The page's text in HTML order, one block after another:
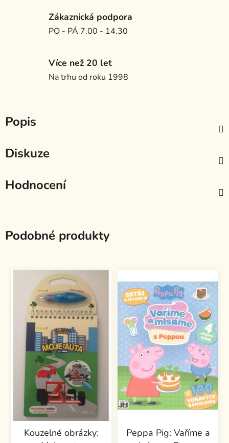
Zákaznická podpora
PO - PÁ 7.00 - 14.30
Více než 20 let
Na trhu od roku 1998
Popis
Diskuze
Hodnocení
Podobné produkty
Kouzelné obrázky:
Peppa Pig: Vaříme a